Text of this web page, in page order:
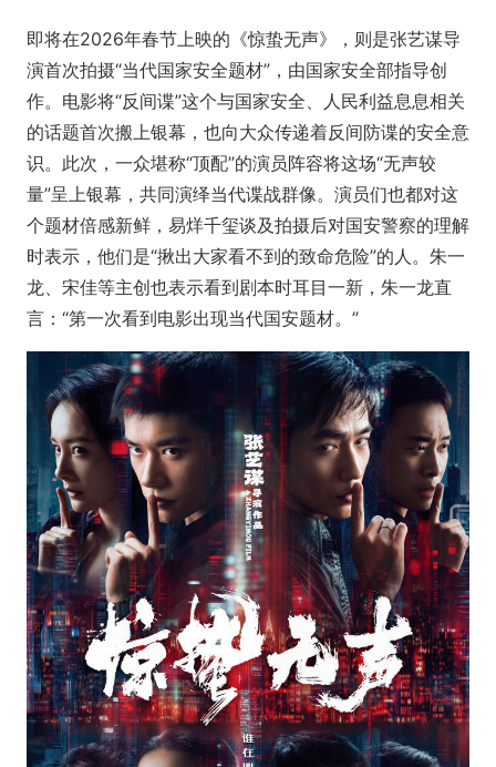
即将在2026年春节上映的《惊蛰无声》，则是张艺谋导
演首次拍摄“当代国家安全题材”，由国家安全部指导创
作。电影将“反间谍”这个与国家安全、人民利益息息相关
的话题首次搬上银幕，也向大众传递着反间防谍的安全意
识。此次，一众堪称“顶配”的演员阵容将这场“无声较
量”呈上银幕，共同演绎当代谍战群像。演员们也都对这
个题材倍感新鲜，易烊千玺谈及拍摄后对国安警察的理解
时表示，他们是“揪出大家看不到的致命危险”的人。朱一
龙、宋佳等主创也表示看到剧本时耳目一新，朱一龙直
言：“第一次看到电影出现当代国安题材。”